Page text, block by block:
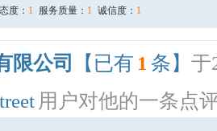
度： 1 服务质量： 1 诚信度： 1
限公司 【已有 1 条】 于
用户对他的一条点